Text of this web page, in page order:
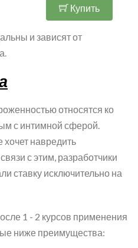
Купить
и зависят от
относятся ко
с интимной сферой.
навредить
с этим, разработчики
ставку исключительно на
1 - 2 курсов применения
ниже преимущества: